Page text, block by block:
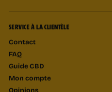
SERVICE À LA CLIENTÈLE
Contact
FAQ
Guide CBD
Mon compte
Opinions